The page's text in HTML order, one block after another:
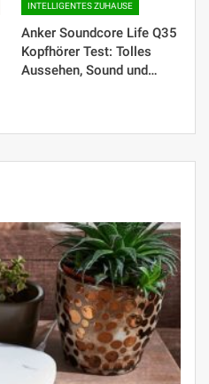
INTELLIGENTES ZUHAUSE
Anker Soundcore Life Q35
Kopfhörer Test: Tolles
Aussehen, Sound und…